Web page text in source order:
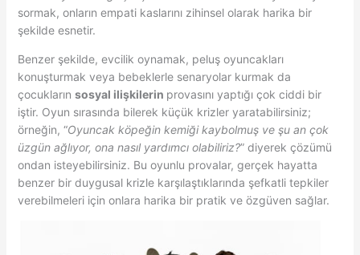
sormak, onların empati kaslarını zihinsel olarak harika bir
şekilde esnetir.
Benzer şekilde, evcilik oynamak, peluş oyuncakları
konuşturmak veya bebeklerle senaryolar kurmak da
çocukların sosyal ilişkilerin provasını yaptığı çok ciddi bir
iştir. Oyun sırasında bilerek küçük krizler yaratabilirsiniz;
örneğin, “Oyuncak köpeğin kemiği kaybolmuş ve şu an çok
üzgün ağlıyor, ona nasıl yardımcı olabiliriz?” diyerek çözümü
ondan isteyebilirsiniz. Bu oyunlu provalar, gerçek hayatta
benzer bir duygusal krizle karşılaştıklarında şefkatli tepkiler
verebilmeleri için onlara harika bir pratik ve özgüven sağlar.